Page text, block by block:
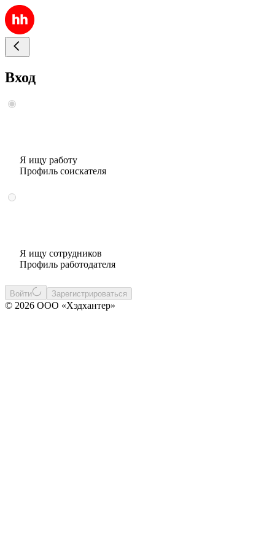
Вход
Я ищу работу
Профиль соискателя
Я ищу сотрудников
Профиль работодателя
Войти Зарегистрироваться
© 2026 ООО «Хэдхантер»